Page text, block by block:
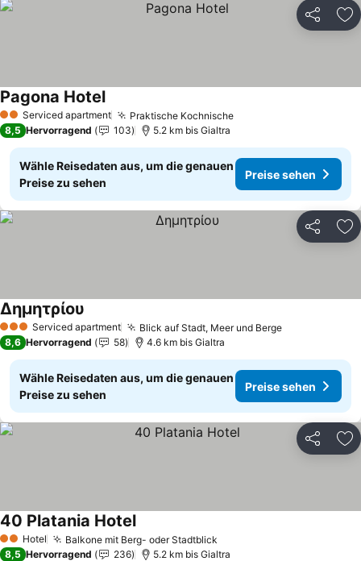
Teilen
2 SterneServiced apartment Praktische KochnischePreise sehen
Pagona HotelPreise sehen
8,5 Hervorragend 103 5.2 km bis Gialtra
Wähle Reisedaten aus, um die genauen
Preise zu sehen
Preise sehen
Teilen
3 SterneServiced apartment Blick auf Stadt, Meer und BergePreise sehen
Δημητρίου
8,6 Hervorragend 58 4.6 km bis Gialtra
Wähle Reisedaten aus, um die genauen
Preise zu sehen
Preise sehen
Teilen
2 Sterne
Hotel Balkone mit Berg- oder Stadtblick
40 Platania HotelPreise sehen
8,5 Hervorragend 236 5.2 km bis Gialtra